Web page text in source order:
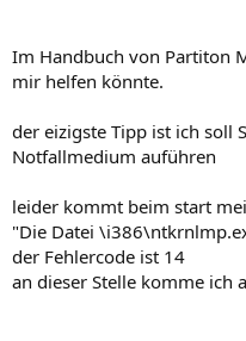
Im Handbuch von Partiton
mir helfen könnte.
der eizigste Tipp ist ich soll
Notfallmedium auführen
leider kommt beim start
"Die Datei
der Fehlercode ist 14
an dieser Stelle komme ich